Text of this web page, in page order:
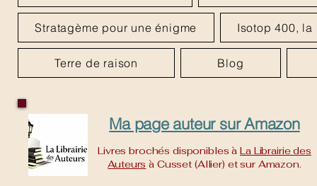
Stratagème pour une énigme Isotop 400,
Terre de raison Blog
Ma page auteur sur Amazon
Livres brochés disponibles àLa Librairie des
Auteurs à Cusset (Allier) et sur Amazon.